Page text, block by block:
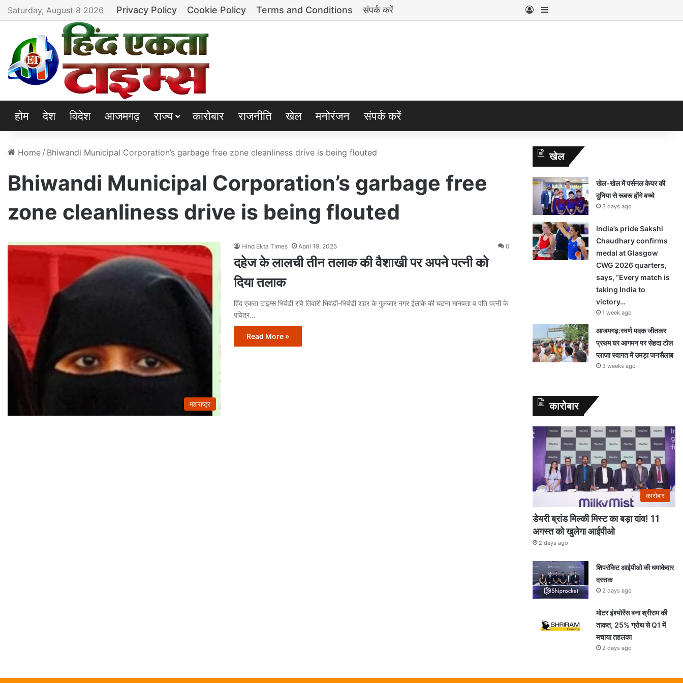
Saturday, August 8 2026 Privacy Policy Cookie Policy Terms and Conditions संपर्क करें Log InSidebar
होम देश विदेश आजमगढ़ राज्य कारोबार राजनीति खेल मनोरंजन संपर्क करें
Home / Bhiwandi Municipal Corporation’s garbage free zone cleanliness drive is being flouted
Bhiwandi Municipal Corporation’s garbage free
zone cleanliness drive is being flouted
महाराष्ट्र
Hind Ekta Times April 19, 2025 0
दहेज के लालची तीन तलाक की वैशाखी पर अपने पत्नी को
दिया तलाक
हिंद एकता टाइम्स भिवंडी रवि तिवारी भिवंडी-भिवंडी शहर के गुलजार नगर ईलाके की घटना मानवता व पति पत्नी के
पवित्र…
Read More »
खेल
खेल-खेल में पर्सनल केयर की
दुनिया से रूबरू होंगे बच्चे
3 days ago
India’s pride Sakshi
Chaudhary confirms
medal at Glasgow
CWG 2026 quarters,
says, “Every match is
taking India to
victory…
1 week ago
आजमगढ़:स्वर्ण पदक जीतकर
प्रथम घर आगमन पर सेहदा टोल
प्लाजा स्वागत में उमड़ा जनसैलाब
3 weeks ago
कारोबार
कारोबार
डेयरी ब्रांड मिल्की मिस्ट का बड़ा दांव! 11
अगस्त को खुलेगा आईपीओ
2 days ago
शिपरॉकेट आईपीओ की धमाकेदार
दस्तक
2 days ago
मोटर इंश्योरेंस बना श्रीराम की
ताकत, 25% ग्रोथ से Q1 में
मचाया तहलका
2 days ago